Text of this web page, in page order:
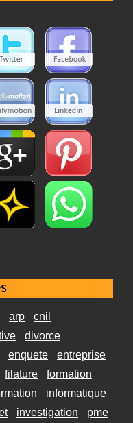
arp
cnil
divorce
enquete
entreprise
filature
formation
informatique
investigation pme